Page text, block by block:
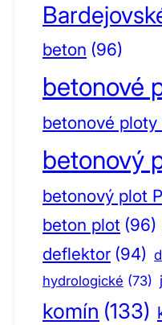
beton (96)
betonové
betonové ploty
betonový
betonový plot
beton plot (96)
deflektor (94)
hydrologické (73)
komín (133)